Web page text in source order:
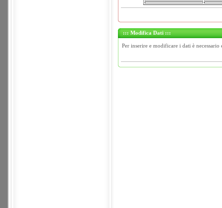
::: Modifica Dati :::
Per inserire e modificare i dati è necessario